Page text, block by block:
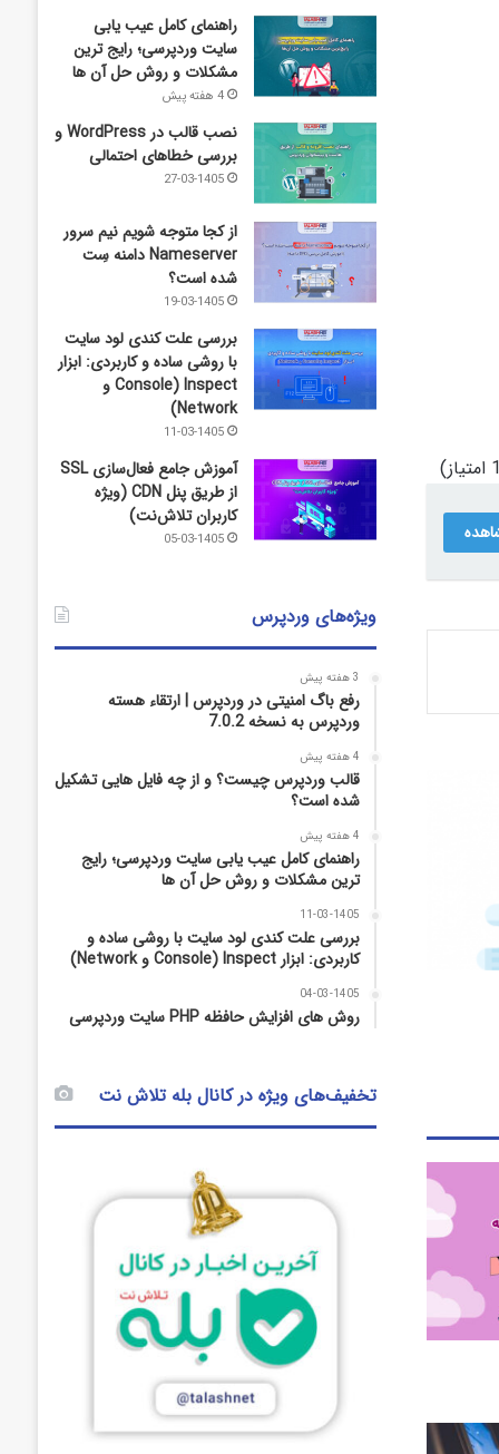
راهنمای کامل عیب‌ یابی
سایت وردپرسی؛ رایج‌ ترین
مشکلات و روش حل آن‌ ها
4 هفته پیش
نصب قالب در WordPress و
بررسی خطاهای احتمالی
27-03-1405
از کجا متوجه شویم نیم ‌سرور
Nameserver دامنه سِت
شده است؟
19-03-1405
بررسی علت کندی لود سایت
با روشی ساده و کاربردی: ابزار
Inspect (Console و
Network)
11-03-1405
آموزش جامع فعال‌سازی SSL
از طریق پنل CDN (ویژه
کاربران تلاش‌نت)
05-03-1405
ویژه‌های وردپرس
3 هفته پیش
رفع باگ امنیتی در وردپرس | ارتقاء هسته
وردپرس به نسخه 7.0.2
4 هفته پیش
قالب وردپرس چیست؟ و از چه فایل­ هایی تشکیل
شده است؟
4 هفته پیش
راهنمای کامل عیب‌ یابی سایت وردپرسی؛ رایج‌
ترین مشکلات و روش حل آن‌ ها
11-03-1405
بررسی علت کندی لود سایت با روشی ساده و
کاربردی: ابزار Inspect (Console و Network)
04-03-1405
روش‌ های افزایش حافظه PHP سایت وردپرسی
تخفیف‌های ویژه در کانال بله تلاش نت